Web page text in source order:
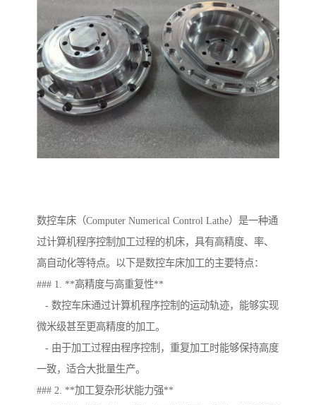
数控车床（Computer Numerical Control Lathe）是一种通
过计算机程序控制加工过程的机床，具有高精度、率、
高自动化等特点。以下是数控车床加工的主要特点：
### 1. **高精度与高重复性**
- 数控车床通过计算机程序控制的运动轨迹，能够实现
微米级甚至更高精度的加工。
- 由于加工过程由程序控制，重复加工时能够保持高度
一致，适合大批量生产。
### 2. **加工复杂形状能力强**